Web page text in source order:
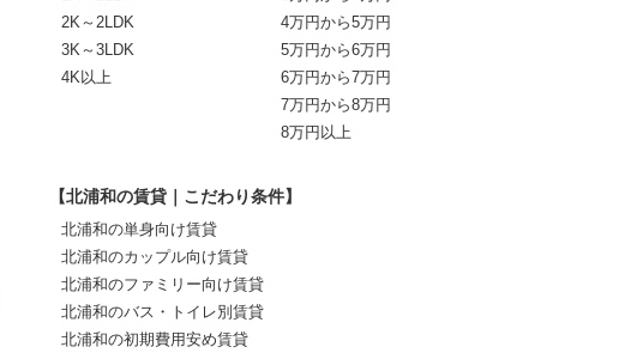
2K～2LDK
3K～3LDK
4K以上
4万円から5万円
5万円から6万円
6万円から7万円
7万円から8万円
8万円以上
【北浦和の賃貸｜こだわり条件】
北浦和の単身向け賃貸
北浦和のカップル向け賃貸
北浦和のファミリー向け賃貸
北浦和のバス・トイレ別賃貸
北浦和の初期費用安め賃貸